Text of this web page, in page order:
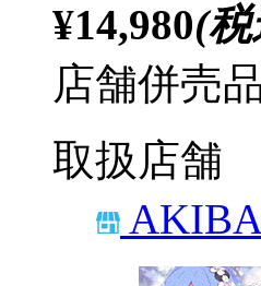
¥14,980(税
店舗併売
取扱店舗